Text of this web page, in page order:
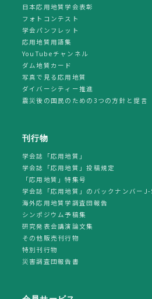
日本応用地質学会表彰
フォトコンテスト
学会パンフレット
応用地質用語集
YouTubeチャンネル
ダム地質カード
写真で見る応用地質
ダイバーシティー推進
震災後の国民のための3つの方針と提言
刊行物
学会誌「応用地質」
学会誌「応用地質」投稿規定
「応用地質」特集号
学会誌「応用地質」のバックナンバーJ-
海外応用地質学調査団報告
シンポジウム予稿集
研究発表会講演論文集
その他販売刊行物
特別刊行物
災害調査団報告書